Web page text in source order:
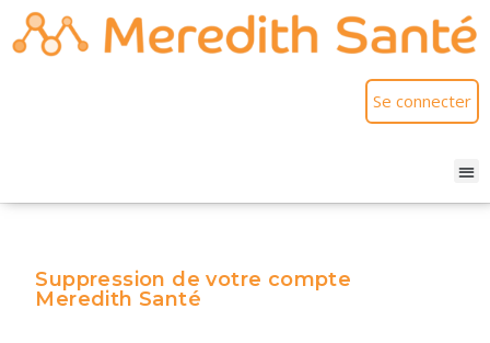
Se connecter
Suppression de votre compte
Meredith Santé